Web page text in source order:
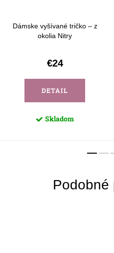
Dámske vyšívané tričko – z
okolia Nitry
€24
DETAIL
Skladom